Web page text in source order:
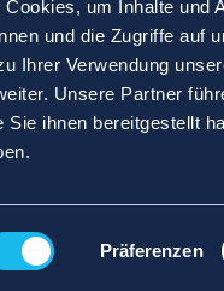
Cookies, um Inhalte und
und die Zugriffe auf
Ihrer Verwendung
Unsere Partner
Sie ihnen bereitgestellt
Präferenzen